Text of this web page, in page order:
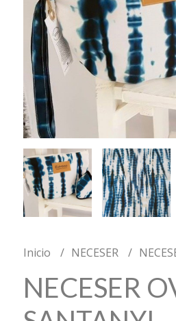
Inicio NECESER
NECESER